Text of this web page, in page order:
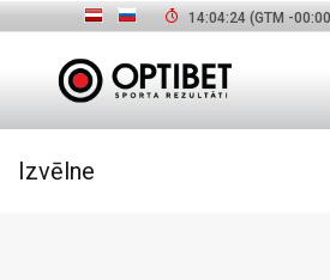
14:04:24(GTM -00:00
Izvēlne